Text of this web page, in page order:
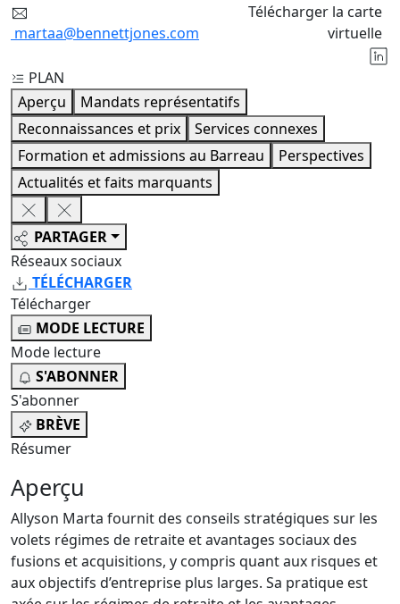
martaa@bennettjones.com
Télécharger la carte
virtuelle
PLAN
Aperçu
Mandats représentatifs
Reconnaissances et prix
Services connexes
Formation et admissions au Barreau
Perspectives
Actualités et faits marquants
PARTAGER
Réseaux sociaux
TÉLÉCHARGER
Télécharger
MODE LECTURE
Mode lecture
S'ABONNER
S'abonner
BRÈVE
Résumer
Aperçu
Allyson Marta fournit des conseils stratégiques sur les
volets régimes de retraite et avantages sociaux des
fusions et acquisitions, y compris quant aux risques et
aux objectifs d’entreprise plus larges. Sa pratique est